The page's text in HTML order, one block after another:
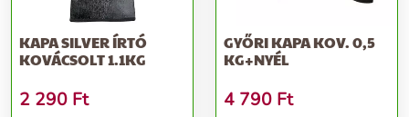
KAPA SILVER ÍRTÓ
KOVÁCSOLT 1.1KG
2 290 Ft
GYŐRI KAPA KOV. 0,5
KG+NYÉL
4 790 Ft